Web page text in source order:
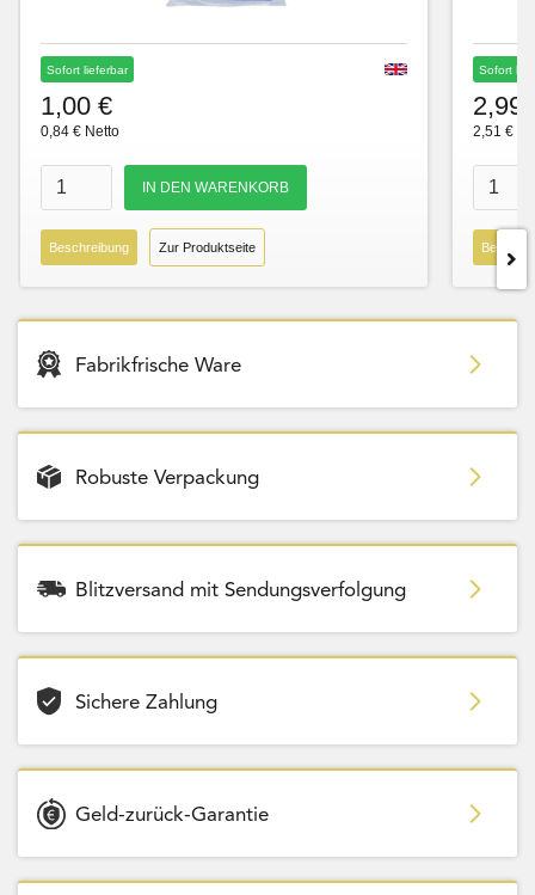
Sofort lieferbar
1,00 €
0,84 € Netto
Beschreibung Zur Produktseite
Sofort
2,99
2,51 €
Fabrikfrische Ware
Robuste Verpackung
Blitzversand mit Sendungsverfolgung
Sichere Zahlung
Geld-zurück-Garantie